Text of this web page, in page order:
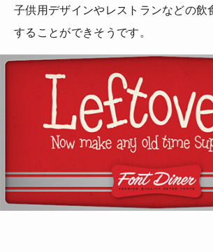
子供用デザインやレストランなどの飲
することができそうです。